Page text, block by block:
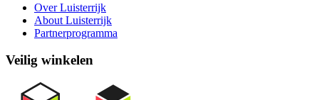
Over Luisterrijk
About Luisterrijk
Partnerprogramma
Veilig winkelen